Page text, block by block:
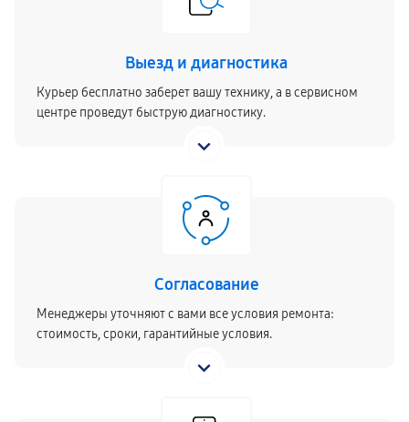
Выезд и диагностика
Курьер бесплатно заберет вашу технику, а в сервисном
центре проведут быструю диагностику.
Согласование
Менеджеры уточняют с вами все условия ремонта:
стоимость, сроки, гарантийные условия.